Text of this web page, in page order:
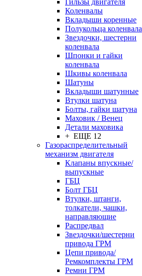
Гильзы двигателя
Коленвалы
Вкладыши коренные
Полукольца коленвала
Звездочки, шестерни
коленвала
Шпонки и гайки
коленвала
Шкивы коленвала
Шатуны
Вкладыши шатунные
Втулки шатуна
Болты, гайки шатуна
Маховик / Венец
Детали маховика
+ ЕЩЕ 12
Газораспределительный
механизм двигателя
Клапаны впускные/
выпускные
ГБЦ
Болт ГБЦ
Втулки, штанги,
толкатели, чашки,
направляющие
Распредвал
Звездочки/шестерни
привода ГРМ
Цепи привода/
Ремкомплекты ГРМ
Ремни ГРМ